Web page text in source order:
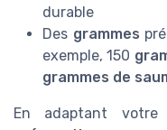
durable
Des grammes
exemple, 150
grammes de
En adaptant votre